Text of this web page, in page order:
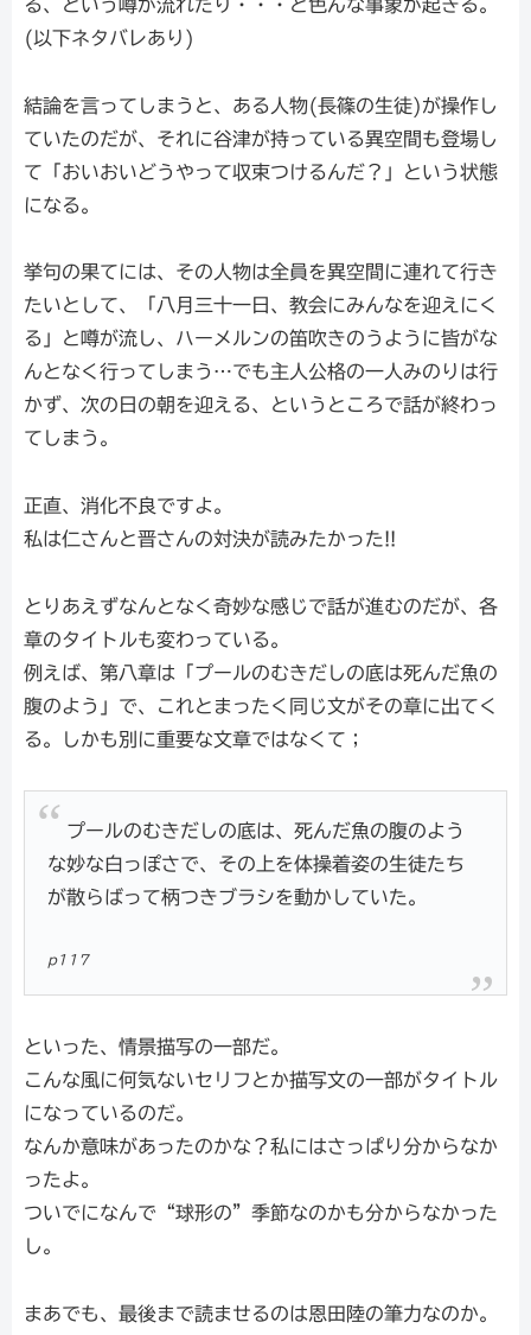
る、という噂が流れたり・・・と色んな事象が起きる。
(以下ネタバレあり)
結論を言ってしまうと、ある人物(長篠の生徒)が操作し
ていたのだが、それに谷津が持っている異空間も登場し
て「おいおいどうやって収束つけるんだ？」という状態
になる。
挙句の果てには、その人物は全員を異空間に連れて行き
たいとして、「八月三十一日、教会にみんなを迎えにく
る」と噂が流し、ハーメルンの笛吹きのうように皆がな
んとなく行ってしまう…でも主人公格の一人みのりは行
かず、次の日の朝を迎える、というところで話が終わっ
てしまう。
正直、消化不良ですよ。
私は仁さんと晋さんの対決が読みたかった!!
とりあえずなんとなく奇妙な感じで話が進むのだが、各
章のタイトルも変わっている。
例えば、第八章は「プールのむきだしの底は死んだ魚の
腹のよう」で、これとまったく同じ文がその章に出てく
る。しかも別に重要な文章ではなくて；
プールのむきだしの底は、死んだ魚の腹のよう
な妙な白っぽさで、その上を体操着姿の生徒たち
が散らばって柄つきブラシを動かしていた。
p117
といった、情景描写の一部だ。
こんな風に何気ないセリフとか描写文の一部がタイトル
になっているのだ。
なんか意味があったのかな？私にはさっぱり分からなか
ったよ。
ついでになんで“球形の”季節なのかも分からなかった
し。
まあでも、最後まで読ませるのは恩田陸の筆力なのか。